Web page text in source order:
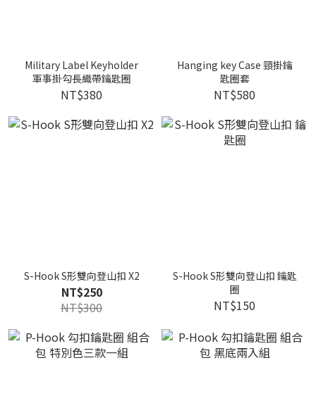
Military Label Keyholder
軍事掛勾長織帶鑰匙圈
NT$380
Hanging key Case 頸掛鑰
匙圈套
NT$580
S-Hook S形雙向登山扣 X2
NT$250
NT$300
S-Hook S形雙向登山扣 鑰匙
圈
NT$150